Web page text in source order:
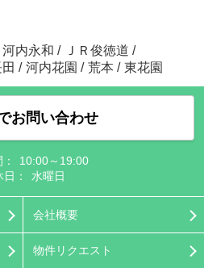
河内永和 / ＪＲ俊徳道 /
/ 河内花園 / 荒本 / 東花園
お問い合わせ
10:00～19:00
：
水曜日
会社概要
物件リクエスト